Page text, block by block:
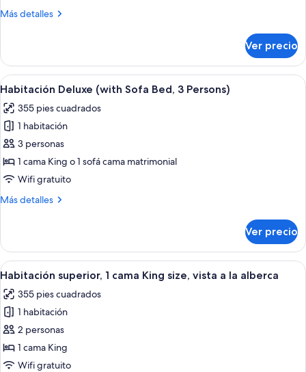
(4
Más detalles
Más
doble
clásica
(4
Ver precio
Abrir
todas
las
fotos
de
Habitación
Deluxe
Sofa
Persons)
Habitación de hotel con cama,
6
Habitación Deluxe (with Sofa Bed, 3 Persons)
355 pies cuadrados
1 habitación
3 personas
1 cama King o 1 sofá cama matrimonial
Wifi gratuito
Más detalles
Más
Deluxe
(with
Sofa
3
Persons)
Ver precio
Abrir
todas
las
fotos
de
Habitación
superior,
Habitación de hotel con cama,
6
Habitación superior, 1 cama King size, vista a la alberca
355 pies cuadrados
1 habitación
2 personas
1 cama King
Wifi gratuito